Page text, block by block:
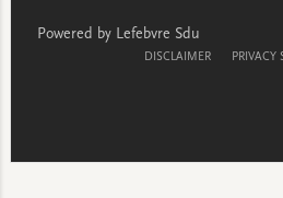
Powered by Lefebvre Sdu
DISCLAIMER PRIVACY